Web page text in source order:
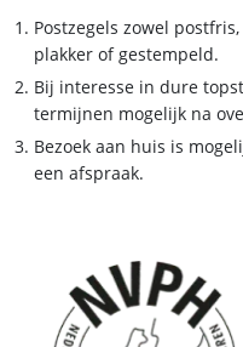
Postzegels zowel
plakker of gestempeld.
Bij interesse in dure
termijnen mogelijk na
Bezoek aan huis is
een afspraak.